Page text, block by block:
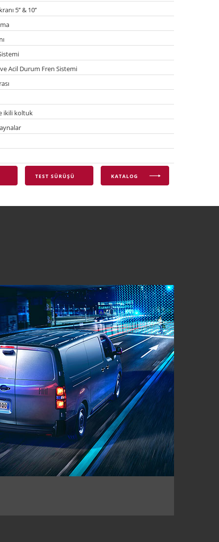
5’’ & 10’’
ve Acil Durum Fren Sistemi
ikili koltuk
TEST SÜRÜŞÜ KATALOG